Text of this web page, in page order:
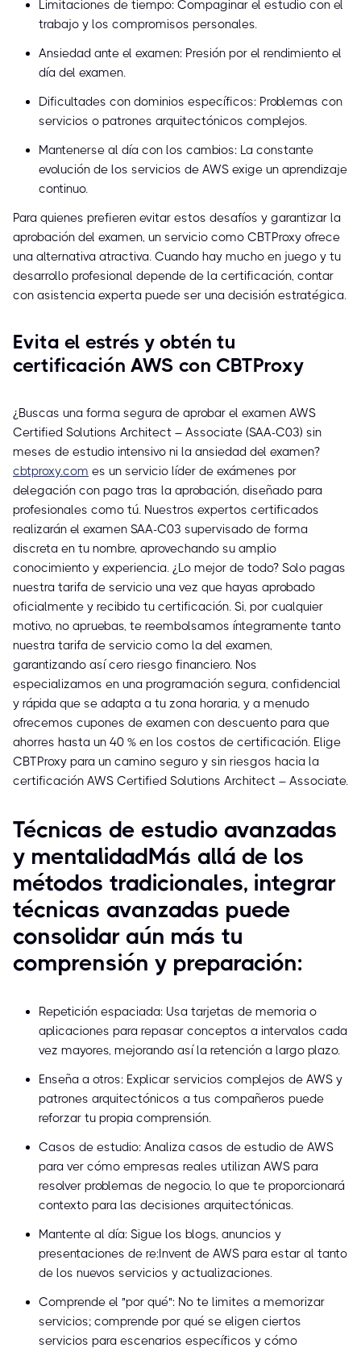
Limitaciones de tiempo: Compaginar el estudio con el
trabajo y los compromisos personales.
Ansiedad ante el examen: Presión por el rendimiento el
día del examen.
Dificultades con dominios específicos: Problemas con
servicios o patrones arquitectónicos complejos.
Mantenerse al día con los cambios: La constante
evolución de los servicios de AWS exige un aprendizaje
continuo.
Para quienes prefieren evitar estos desafíos y garantizar la
aprobación del examen, un servicio como CBTProxy ofrece
una alternativa atractiva. Cuando hay mucho en juego y tu
desarrollo profesional depende de la certificación, contar
con asistencia experta puede ser una decisión estratégica.
Evita el estrés y obtén tu
certificación AWS con CBTProxy
¿Buscas una forma segura de aprobar el examen AWS
Certified Solutions Architect – Associate (SAA-C03) sin
meses de estudio intensivo ni la ansiedad del examen?
cbtproxy.com es un servicio líder de exámenes por
delegación con pago tras la aprobación, diseñado para
profesionales como tú. Nuestros expertos certificados
realizarán el examen SAA-C03 supervisado de forma
discreta en tu nombre, aprovechando su amplio
conocimiento y experiencia. ¿Lo mejor de todo? Solo pagas
nuestra tarifa de servicio una vez que hayas aprobado
oficialmente y recibido tu certificación. Si, por cualquier
motivo, no apruebas, te reembolsamos íntegramente tanto
nuestra tarifa de servicio como la del examen,
garantizando así cero riesgo financiero. Nos
especializamos en una programación segura, confidencial
y rápida que se adapta a tu zona horaria, y a menudo
ofrecemos cupones de examen con descuento para que
ahorres hasta un 40 % en los costos de certificación. Elige
CBTProxy para un camino seguro y sin riesgos hacia la
certificación AWS Certified Solutions Architect – Associate.
Técnicas de estudio avanzadas
y mentalidadMás allá de los
métodos tradicionales, integrar
técnicas avanzadas puede
consolidar aún más tu
comprensión y preparación:
Repetición espaciada: Usa tarjetas de memoria o
aplicaciones para repasar conceptos a intervalos cada
vez mayores, mejorando así la retención a largo plazo.
Enseña a otros: Explicar servicios complejos de AWS y
patrones arquitectónicos a tus compañeros puede
reforzar tu propia comprensión.
Casos de estudio: Analiza casos de estudio de AWS
para ver cómo empresas reales utilizan AWS para
resolver problemas de negocio, lo que te proporcionará
contexto para las decisiones arquitectónicas.
Mantente al día: Sigue los blogs, anuncios y
presentaciones de re:Invent de AWS para estar al tanto
de los nuevos servicios y actualizaciones.
Comprende el "por qué": No te limites a memorizar
servicios; comprende por qué se eligen ciertos
servicios para escenarios específicos y cómo